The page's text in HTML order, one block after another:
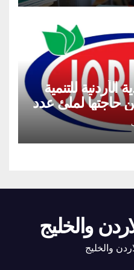
للتنمية
حاجتها لملئ عدد
والخليج
والخليج